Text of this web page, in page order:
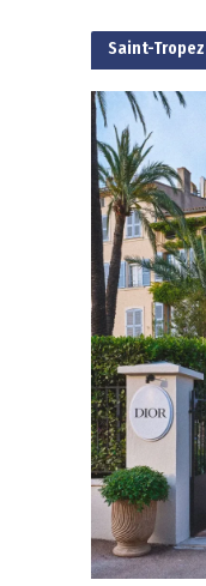
Saint-Tropez